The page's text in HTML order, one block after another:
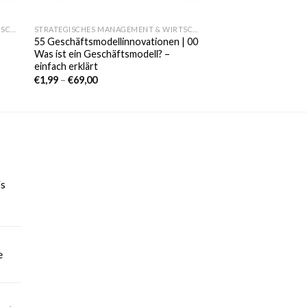
55 Geschäftsmodellinnovationen | 00
Was ist ein Geschäftsmodell? –
einfach erklärt
€1,99– €69,00